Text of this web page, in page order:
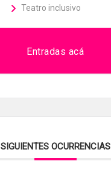
Teatro inclusivo
Entradas acá
SIGUIENTES OCURRENCIAS